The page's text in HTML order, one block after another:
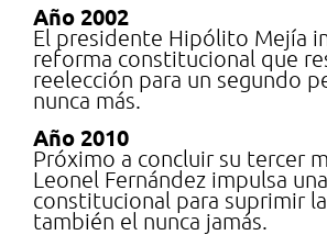
Año 2002
El presidente Hipólito Mejía
reforma constitucional que
reelección para un segundo
nunca más.
Año 2010
Próximo a concluir su tercer
Leonel Fernández impulsa
constitucional para suprimir
también el nunca jamás.